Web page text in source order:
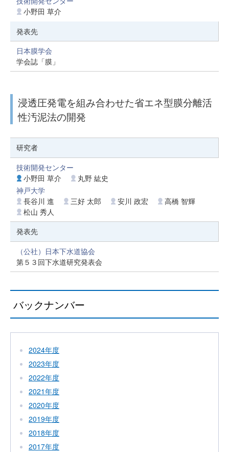
小野田 草介
発表先
日本膜学会
学会誌「膜」
浸透圧発電を組み合わせた省エネ型膜分離活
性汚泥法の開発
研究者
技術開発センター
小野田 草介
丸野 紘史
神戸大学
長谷川 進
三好 太郎 安川 政宏
高橋 智輝
松山 秀人
発表先
（公社）日本下水道協会
第５３回下水道研究発表会
バックナンバー
2024年度
2023年度
2022年度
2021年度
2020年度
2019年度
2018年度
2017年度